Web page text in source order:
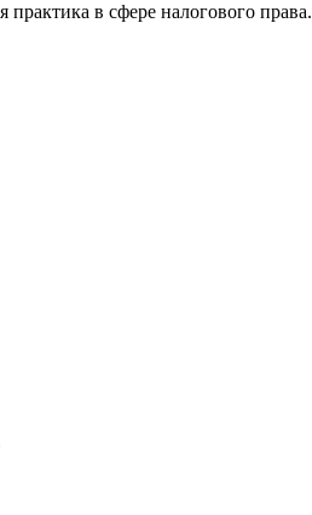
в сфере налогового права.